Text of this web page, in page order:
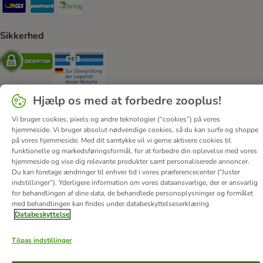
Sikkerhed
Security
Om os Job hos zooplus
Firmaoplysninger
Forordning om digitale tjenester
Generelle vilkår
Fortryd aftale
Betaling Levering
Databeskyttelse
Tilgængelighedserklæring
Corporate Website
© zooplus SE2026
Hjælp os med at forbedre zooplus!
Vi bruger cookies, pixels og andre teknologier (“cookies”) på vores
hjemmeside. Vi bruger absolut nødvendige cookies, så du kan surfe og shoppe
på vores hjemmeside. Med dit samtykke vil vi gerne aktivere cookies til
funktionelle og markedsføringsformål, for at forbedre din oplevelse med vores
hjemmeside og vise dig relevante produkter samt personaliserede annoncer.
Du kan foretage ændringer til enhver tid i vores præferencecenter (“Juster
indstillinger”). Yderligere information om vores dataansvarlige, der er ansvarlig
for behandlingen af ​​dine data, de behandlede personoplysninger og formålet
med behandlingen kan findes under databeskyttelseserklæring
Databeskyttelse
Tilpas indstillinger